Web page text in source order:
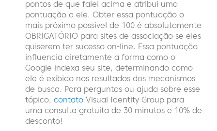
pontos de que falei acima e atribui uma
pontuação a ele. Obter essa pontuação o
mais próximo possível de 100 é absolutamente
OBRIGATÓRIO para sites de associação se eles
quiserem ter sucesso on-line. Essa pontuação
influencia diretamente a forma como o
Google indexa seu site, determinando como
ele é exibido nos resultados dos mecanismos
de busca. Para perguntas ou ajuda sobre esse
tópico, contato Visual Identity Group para
uma consulta gratuita de 30 minutos e 10% de
desconto!